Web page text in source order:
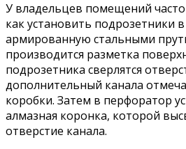
У владельцев помещений
как установить подрозетники
армированную стальными
производится разметка
подрозетника сверлятся
дополнительный канала
коробки. Затем в перфоратор
алмазная коронка, которой
отверстие канала.